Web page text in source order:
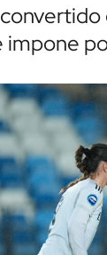
impone